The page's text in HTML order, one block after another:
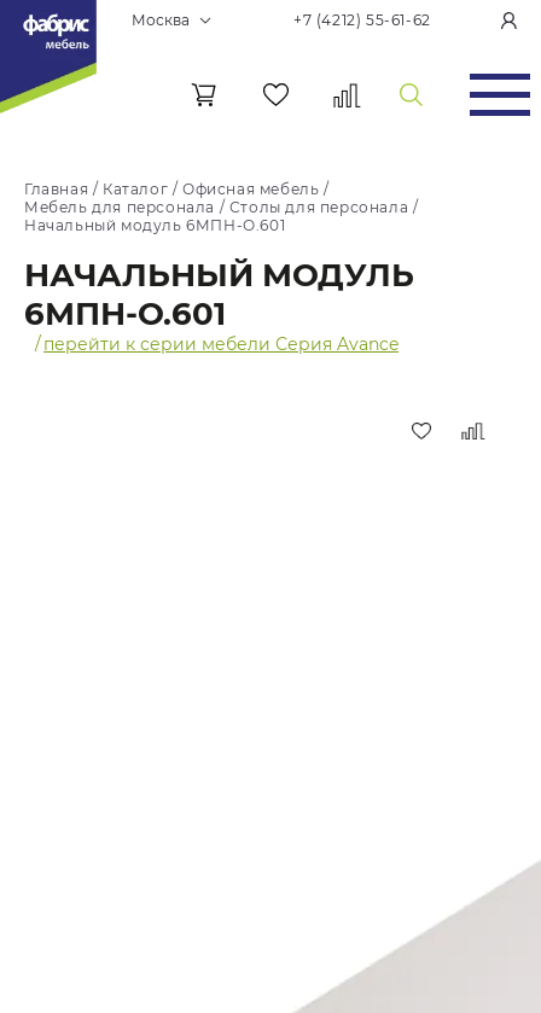
Москва +7 (4212) 55-61-62
Главная / Каталог /Офисная мебель /
Мебель для персонала / Столы для персонала /
Начальный модуль 6МПН-О.601
НАЧАЛЬНЫЙ МОДУЛЬ
6МПН-О.601
/перейти к серии мебели Серия Avance